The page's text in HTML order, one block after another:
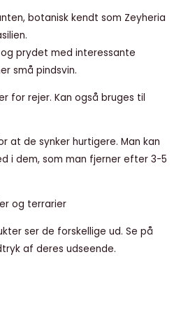
botanisk kendt som Zeyheria
prydet med interessante
små pindsvin.
for rejer. Kan også bruges til
at de synker hurtigere. Man kan
i dem, som man fjerner efter 3-5
og terrarier
ser de forskellige ud. Se på
af deres udseende.